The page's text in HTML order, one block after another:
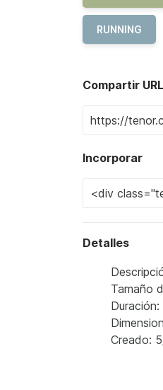
RUNNING
Compartir URL
Incorporar
Detalles
Tamaño
Duración:
Creado: